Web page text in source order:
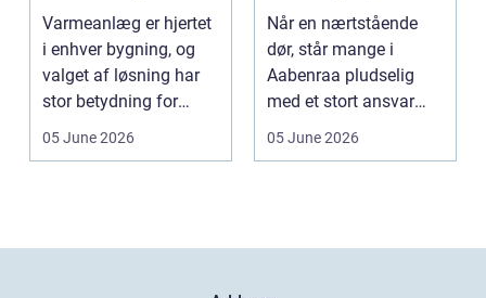
energiregning
Varmeanlæg er hjertet
i enhver bygning, og
valget af løsning har
stor betydning for
b&a...
05 June 2026
værdig afsked
Når en nærtstående
dør, står mange i
Aabenraa pludselig
med et stort ansvar
midt i sorgen.
05 June 2026